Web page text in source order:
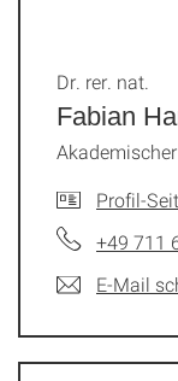
Fabian
Dr. rer. nat.
Profil-
+49 711
E-Mail